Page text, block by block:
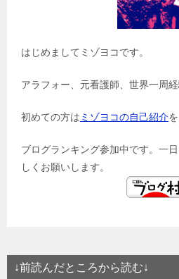
はじめましてミゾヨコです。
アラフォー、元看護師、世界一周
初めての方は ミゾヨコの自己紹介
ブログランキング参加中です。一
しくお願いします。
↓前読んだところから読む↓